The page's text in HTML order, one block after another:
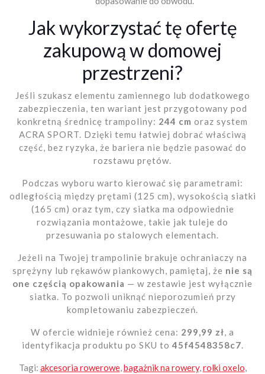
Jak wykorzystać tę ofertę
zakupową w domowej
przestrzeni?
Jeśli szukasz elementu zamiennego lub dodatkowego
zabezpieczenia, ten wariant jest przygotowany pod
konkretną średnicę trampoliny: 244 cm oraz system
ACRA SPORT. Dzięki temu łatwiej dobrać właściwą
część, bez ryzyka, że bariera nie będzie pasować do
rozstawu prętów.
Podczas wyboru warto kierować się parametrami:
odległością między prętami (125 cm), wysokością siatki
(165 cm) oraz tym, czy siatka ma odpowiednie
rozwiązania montażowe, takie jak tuleje do
przesuwania po stalowych elementach.
Jeżeli na Twojej trampolinie brakuje ochraniaczy na
sprężyny lub rękawów piankowych, pamiętaj, że nie są
one częścią opakowania — w zestawie jest wyłącznie
siatka. To pozwoli uniknąć nieporozumień przy
kompletowaniu zabezpieczeń.
W ofercie widnieje również cena: 299,99 zł, a
identyfikacja produktu po SKU to 45f4548358c7.
Tagi: akcesoria rowerowe,bagażnik na rowery,rolki oxelo,